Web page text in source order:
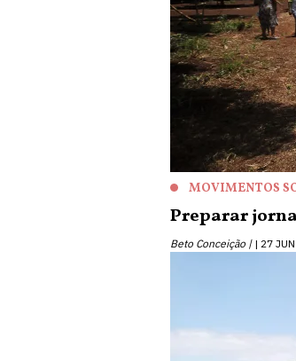
MOVIMENTOS
Preparar
Beto Conceição | 27